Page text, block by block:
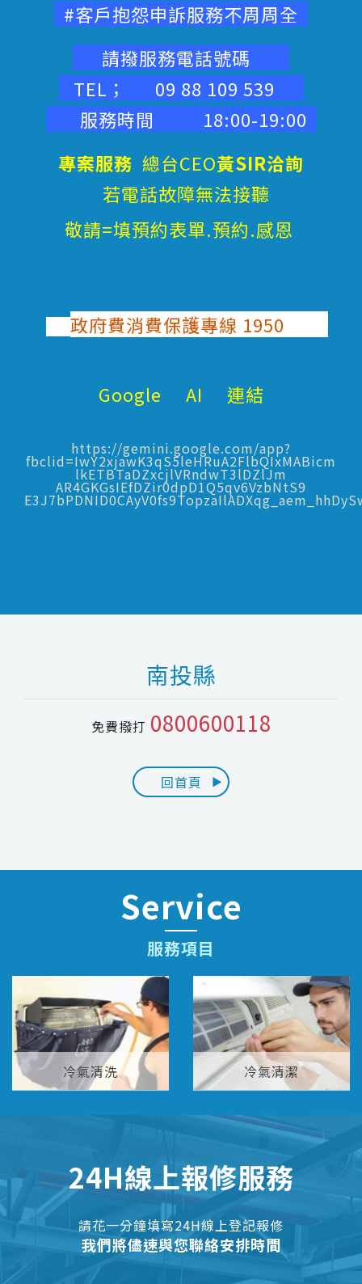
#客戶抱怨申訴服務不周周全
請撥服務電話號碼
TEL； 09 88 109 539
服務時間 18:00-19:00
專案服務 總台CEO黃SIR洽詢
若電話故障無法接聽
敬請=填預約表單.預約.感恩
政府費消費保護專線 1950
Google AI 連結
https://gemini.google.com/app?
fbclid=IwY2xjawK3qS5leHRuA2FlbQIxMABicm
lkETBTaDZxcjlVRndwT3lDZlJm
AR4GKGsIEfDZir0dpD1Q5qv6VzbNtS9
南投縣
免費撥打 0800600118
回首頁
Service
服務項目
冷氣清洗 冷氣清潔
24H線上報修服務
請花一分鐘填寫24H線上登記報修
我們將儘速與您聯絡安排時間